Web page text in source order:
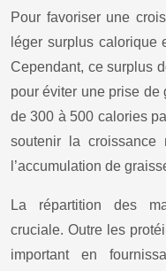
Pour favoriser une
léger surplus calorique
Cependant, ce surplus
pour éviter une prise de
de 300 à 500 calories
soutenir la croissance
l’accumulation de
La répartition des
cruciale. Outre les
important en